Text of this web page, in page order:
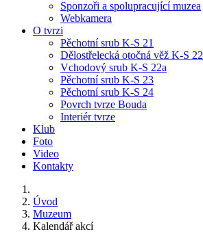
Sponzoři a spolupracující muzea
Webkamera
O tvrzi
Pěchotní srub K-S 21
Dělostřelecká otočná věž K-S 22
Vchodový srub K-S 22a
Pěchotní srub K-S 23
Pěchotní srub K-S 24
Povrch tvrze Bouda
Interiér tvrze
Klub
Foto
Video
Kontakty
Úvod
Muzeum
Kalendář akcí